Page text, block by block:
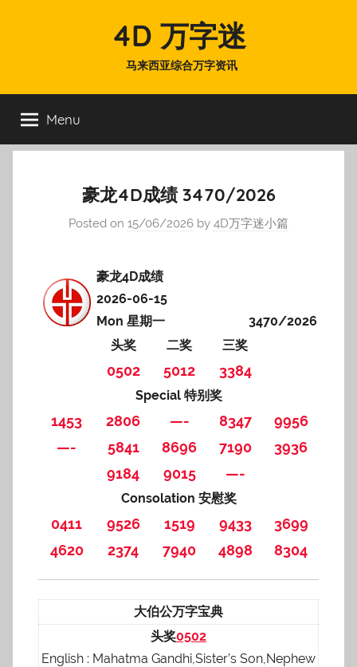
4D 万字迷
马来西亚综合万字资讯
Menu
豪龙4D成绩 3470/2026
Posted on 15/06/2026 by 4D万字迷小篇
豪龙4D成绩
2026-06-15
Mon 星期一
3470/2026
头奖
二奖 三奖
0502 5012 3384
Special 特别奖
1453 2806 —- 8347
9956
—-
5841 8696 7190
3936
9184
9015 —-
Consolation 安慰奖
0411 9526 1519 9433
3699
4620
2374 7940 4898 8304
大伯公万字宝典
头奖0502
English : Mahatma Gandhi,Sister’s Son,Nephew